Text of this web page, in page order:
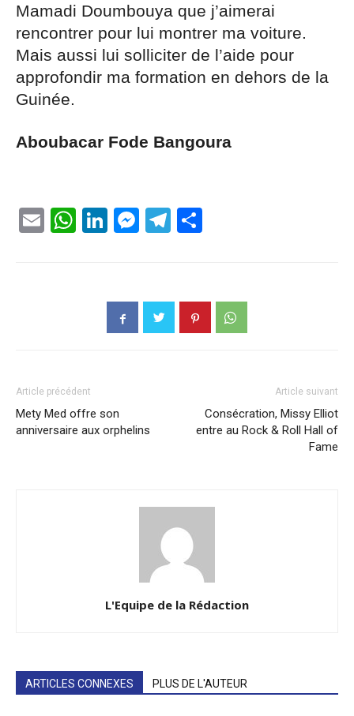
Mamadi Doumbouya que j’aimerai
rencontrer pour lui montrer ma voiture.
Mais aussi lui solliciter de l’aide pour
approfondir ma formation en dehors de la
Guinée.
Aboubacar Fode Bangoura
EmailWhatsApp
LinkedIn
Messenger
Telegram
Article précédent
Mety Med offre son
anniversaire aux orphelins
Article suivant
Consécration, Missy Elliot
entre au Rock & Roll Hall of
Fame
L'Equipe de la Rédaction
ARTICLES CONNEXES PLUS DE L'AUTEUR